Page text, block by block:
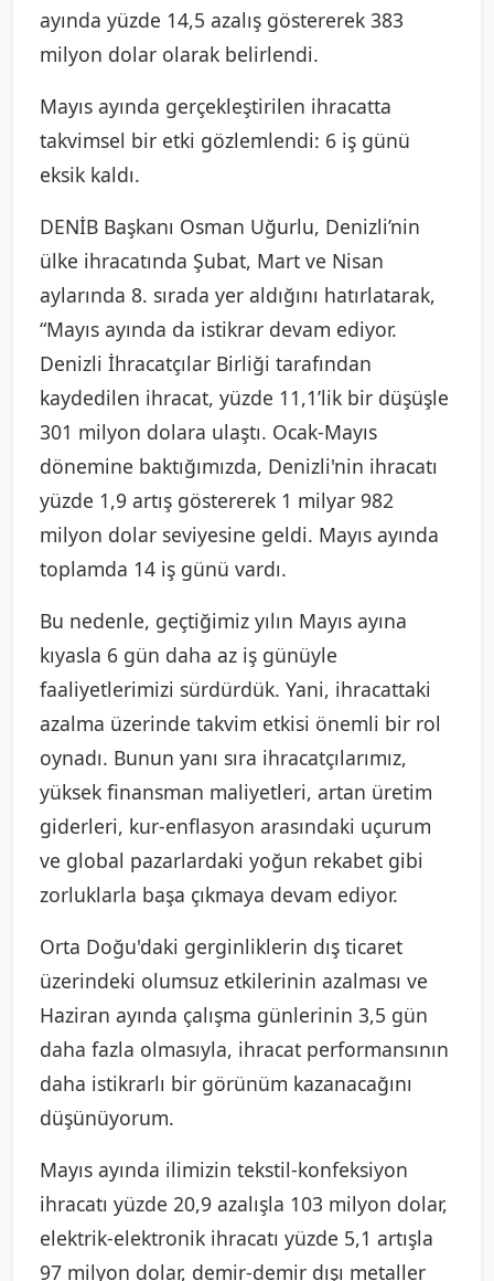
ayında yüzde 14,5 azalış göstererek 383
milyon dolar olarak belirlendi.
Mayıs ayında gerçekleştirilen ihracatta
takvimsel bir etki gözlemlendi: 6 iş günü
eksik kaldı.
DENİB Başkanı Osman Uğurlu, Denizli’nin
ülke ihracatında Şubat, Mart ve Nisan
aylarında 8. sırada yer aldığını hatırlatarak,
“Mayıs ayında da istikrar devam ediyor.
Denizli İhracatçılar Birliği tarafından
kaydedilen ihracat, yüzde 11,1’lik bir düşüşle
301 milyon dolara ulaştı. Ocak-Mayıs
dönemine baktığımızda, Denizli'nin ihracatı
yüzde 1,9 artış göstererek 1 milyar 982
milyon dolar seviyesine geldi. Mayıs ayında
toplamda 14 iş günü vardı.
Bu nedenle, geçtiğimiz yılın Mayıs ayına
kıyasla 6 gün daha az iş günüyle
faaliyetlerimizi sürdürdük. Yani, ihracattaki
azalma üzerinde takvim etkisi önemli bir rol
oynadı. Bunun yanı sıra ihracatçılarımız,
yüksek finansman maliyetleri, artan üretim
giderleri, kur-enflasyon arasındaki uçurum
ve global pazarlardaki yoğun rekabet gibi
zorluklarla başa çıkmaya devam ediyor.
Orta Doğu'daki gerginliklerin dış ticaret
üzerindeki olumsuz etkilerinin azalması ve
Haziran ayında çalışma günlerinin 3,5 gün
daha fazla olmasıyla, ihracat performansının
daha istikrarlı bir görünüm kazanacağını
düşünüyorum.
Mayıs ayında ilimizin tekstil-konfeksiyon
ihracatı yüzde 20,9 azalışla 103 milyon dolar,
elektrik-elektronik ihracatı yüzde 5,1 artışla
97 milyon dolar, demir-demir dışı metaller